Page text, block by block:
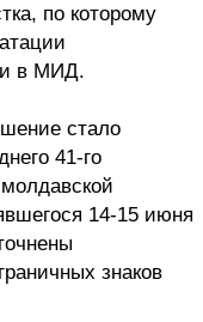
по которому
в МИД.
стало
41-го
14-15 июня
знаков